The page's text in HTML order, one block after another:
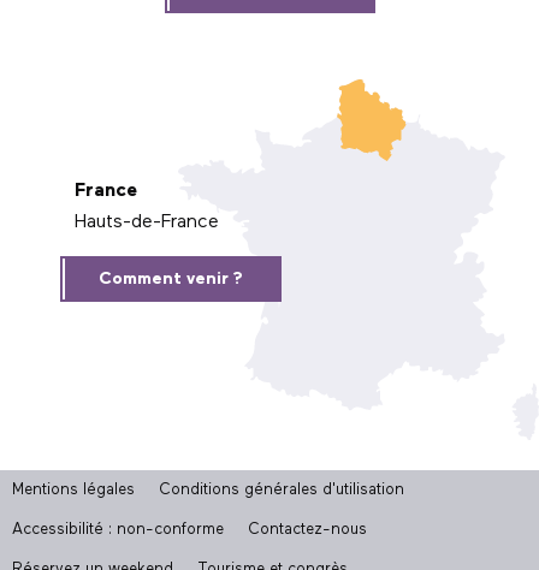
France
Hauts-de-France
Comment venir ?
Mentions légales Conditions générales d'utilisation
Accessibilité : non-conforme Contactez-nous